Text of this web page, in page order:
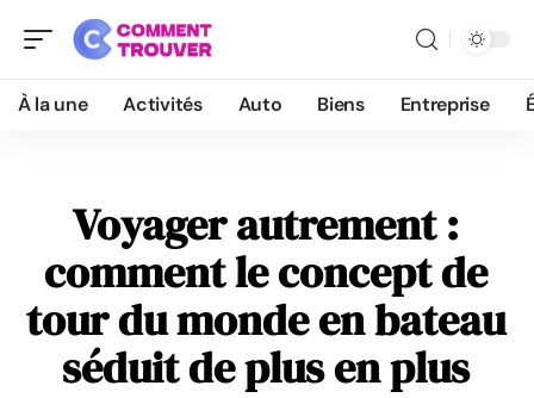
À la une Activités Auto Biens Entreprise
Voyager autrement :
comment le concept de
tour du monde en bateau
séduit de plus en plus